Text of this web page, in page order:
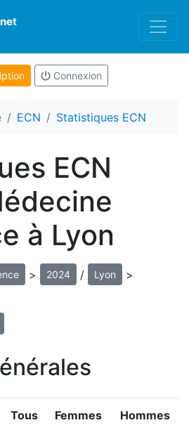
Connexion
ECN Statistiques ECN
ECN
à Lyon
> 2024 / Lyon >
Tous Femmes Hommes